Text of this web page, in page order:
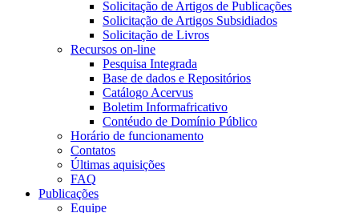
Solicitação de Artigos de Publicações
Solicitação de Artigos Subsidiados
Solicitação de Livros
Recursos on-line
Pesquisa Integrada
Base de dados e Repositórios
Catálogo Acervus
Boletim Informafricativo
Contéudo de Domínio Público
Horário de funcionamento
Contatos
Últimas aquisições
FAQ
Publicações
Equipe